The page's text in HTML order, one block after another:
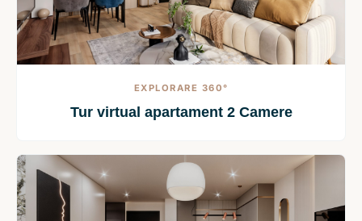
EXPLORARE 360°
Tur virtual apartament 2 Camere